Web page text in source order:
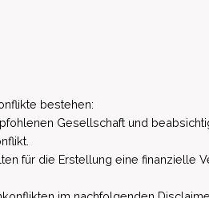
bestehen:
Gesellschaft und
für die Erstellung eine finanzielle